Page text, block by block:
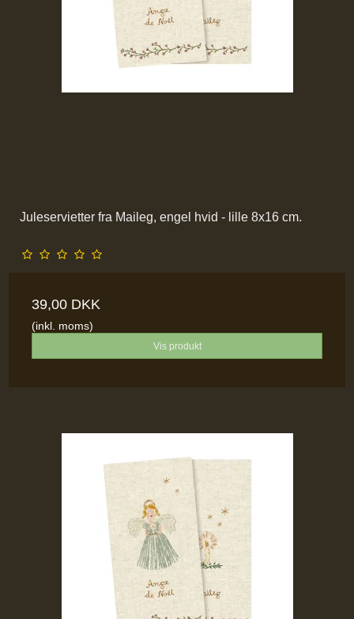
Juleservietter fra Maileg, engel hvid - lille 8x16 cm.
39,00 DKK
(inkl. moms)
Vis produkt